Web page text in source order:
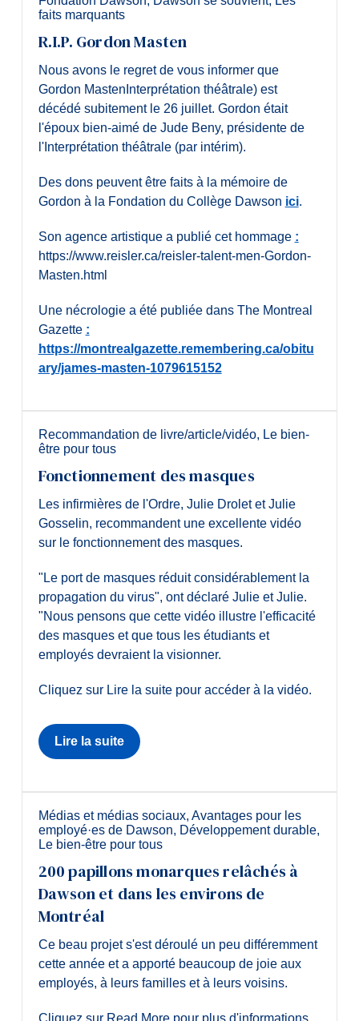
faits marquants
R.I.P. Gordon Masten
Nous avons le regret de vous informer que
Gordon MastenInterprétation théâtrale) est
décédé subitement le 26 juillet. Gordon était
l'époux bien-aimé de Jude Beny, présidente de
l'Interprétation théâtrale (par intérim).
Des dons peuvent être faits à la mémoire de
Gordon à la Fondation du Collège Dawson ici.
Son agence artistique a publié cet hommage :
https://www.reisler.ca/reisler-talent-men-Gordon-
Masten.html
Une nécrologie a été publiée dans The Montreal
Gazette :
https://montrealgazette.remembering.ca/obitu
ary/james-masten-1079615152
Recommandation de livre/article/vidéo, Le bien-
être pour tous
Fonctionnement des masques
Les infirmières de l'Ordre, Julie Drolet et Julie
Gosselin, recommandent une excellente vidéo
sur le fonctionnement des masques.
"Le port de masques réduit considérablement la
propagation du virus", ont déclaré Julie et Julie.
"Nous pensons que cette vidéo illustre l'efficacité
des masques et que tous les étudiants et
employés devraient la visionner.
Cliquez sur Lire la suite pour accéder à la vidéo.
Lire la suite
Médias et médias sociaux, Avantages pour les
employé·es de Dawson, Développement durable,
Le bien-être pour tous
200 papillons monarques relâchés à
Dawson et dans les environs de
Montréal
Ce beau projet s'est déroulé un peu différemment
cette année et a apporté beaucoup de joie aux
employés, à leurs familles et à leurs voisins.